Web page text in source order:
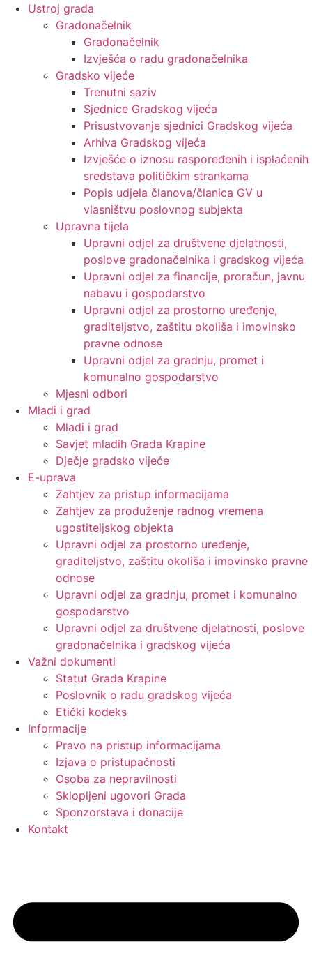
Ustroj grada
Gradonačelnik
Gradonačelnik
Izvješća o radu gradonačelnika
Gradsko vijeće
Trenutni saziv
Sjednice Gradskog vijeća
Prisustvovanje sjednici Gradskog vijeća
Arhiva Gradskog vijeća
Izvješće o iznosu raspoređenih i isplaćenih
sredstava političkim strankama
Popis udjela članova/članica GV u
vlasništvu poslovnog subjekta
Upravna tijela
Upravni odjel za društvene djelatnosti,
poslove gradonačelnika i gradskog vijeća
Upravni odjel za financije, proračun, javnu
nabavu i gospodarstvo
Upravni odjel za prostorno uređenje,
graditeljstvo, zaštitu okoliša i imovinsko
pravne odnose
Upravni odjel za gradnju, promet i
komunalno gospodarstvo
Mjesni odbori
Mladi i grad
Mladi i grad
Savjet mladih Grada Krapine
Dječje gradsko vijeće
E-uprava
Zahtjev za pristup informacijama
Zahtjev za produženje radnog vremena
ugostiteljskog objekta
Upravni odjel za prostorno uređenje,
graditeljstvo, zaštitu okoliša i imovinsko pravne
odnose
Upravni odjel za gradnju, promet i komunalno
gospodarstvo
Upravni odjel za društvene djelatnosti, poslove
gradonačelnika i gradskog vijeća
Važni dokumenti
Statut Grada Krapine
Poslovnik o radu gradskog vijeća
Etički kodeks
Informacije
Pravo na pristup informacijama
Izjava o pristupačnosti
Osoba za nepravilnosti
Sklopljeni ugovori Grada
Sponzorstava i donacije
Kontakt